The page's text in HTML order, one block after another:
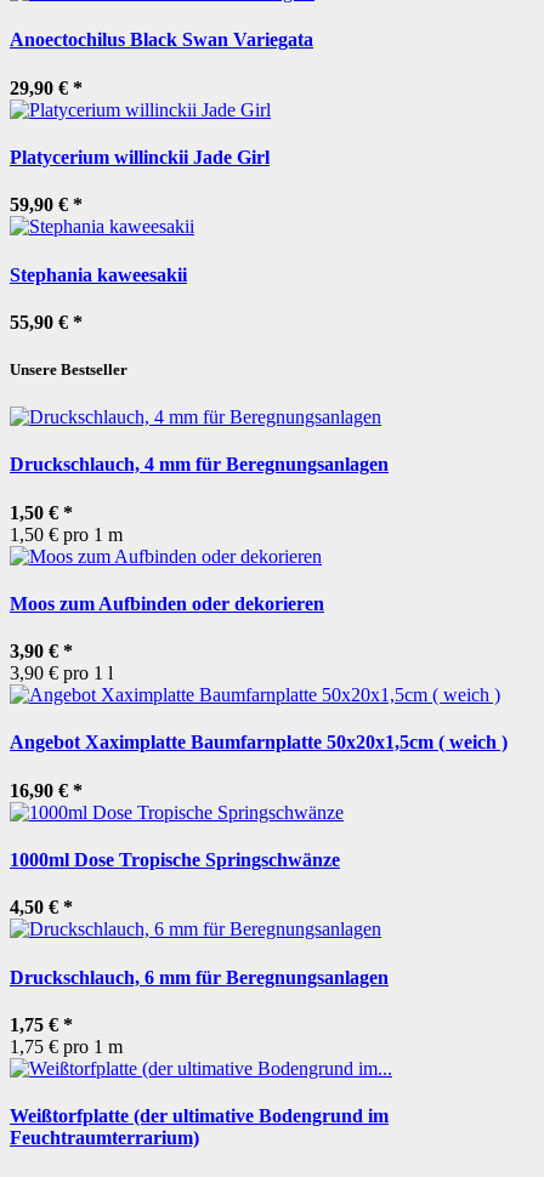
Anoectochilus Black Swan Variegata
29,90 € *
Platycerium willinckii Jade Girl
59,90 € *
Stephania kaweesakii
55,90 € *
Unsere Bestseller
Druckschlauch, 4 mm für Beregnungsanlagen
1,50 € *
1,50 € pro 1 m
Moos zum Aufbinden oder dekorieren
3,90 € *
3,90 € pro 1 l
Angebot Xaximplatte Baumfarnplatte 50x20x1,5cm ( weich )
16,90 € *
1000ml Dose Tropische Springschwänze
4,50 € *
Druckschlauch, 6 mm für Beregnungsanlagen
1,75 € *
1,75 € pro 1 m
Weißtorfplatte (der ultimative Bodengrund im
Feuchtraumterrarium)